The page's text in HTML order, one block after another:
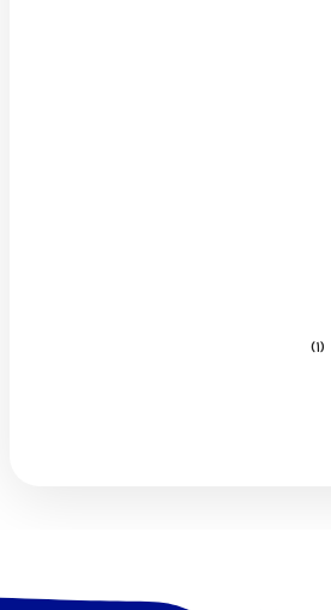
(1)